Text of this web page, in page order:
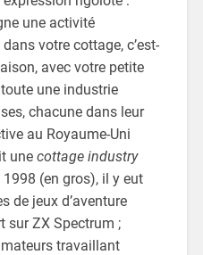
une activité
votre cottage, c’est-
avec votre petite
une industrie
chacune dans leur
au Royaume-Uni
une cottage industry
(en gros), il y eut
de jeux d’aventure
sur ZX Spectrum ;
travaillant